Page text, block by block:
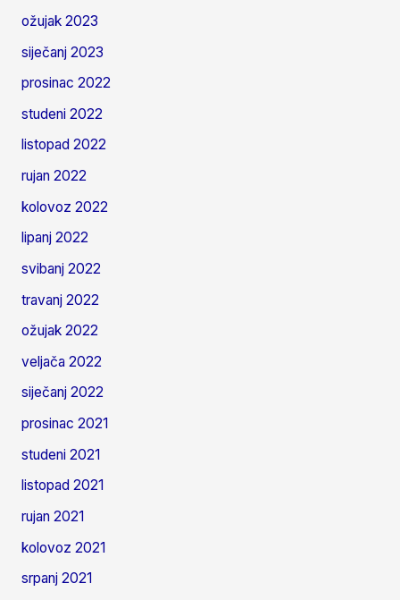
ožujak 2023
siječanj 2023
prosinac 2022
studeni 2022
listopad 2022
rujan 2022
kolovoz 2022
lipanj 2022
svibanj 2022
travanj 2022
ožujak 2022
veljača 2022
siječanj 2022
prosinac 2021
studeni 2021
listopad 2021
rujan 2021
kolovoz 2021
srpanj 2021